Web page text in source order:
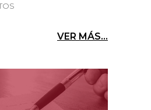
VER MÁS...